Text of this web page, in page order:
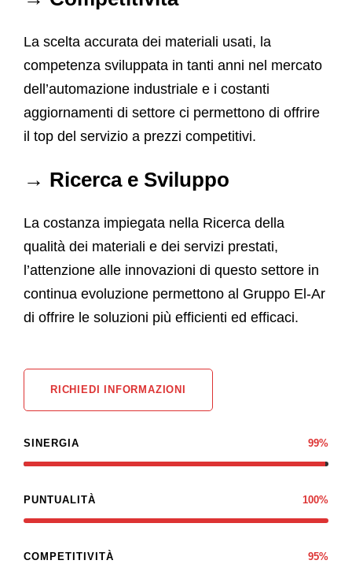
La scelta accurata dei materiali usati, la
competenza sviluppata in tanti anni nel mercato
dell’automazione industriale e i costanti
aggiornamenti di settore ci permettono di offrire
il top del servizio a prezzi competitivi.
→ Ricerca e Sviluppo
La costanza impiegata nella Ricerca della
qualità dei materiali e dei servizi prestati,
l’attenzione alle innovazioni di questo settore in
continua evoluzione permettono al Gruppo El-Ar
di offrire le soluzioni più efficienti ed efficaci.
RICHIEDI INFORMAZIONI
SINERGIA 99%
PUNTUALITÀ 100%
COMPETITIVITÀ 95%